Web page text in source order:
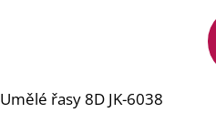
Umělé řasy 8D JK-6038